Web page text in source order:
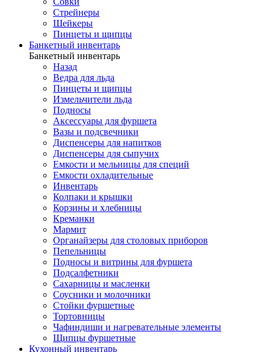
Стрейнеры
Шейкеры
Пинцеты и щипцы
Банкетный инвентарь
Банкетный инвентарь
Назад
Ведра для льда
Пинцеты и щипцы
Измельчители льда
Подносы
Аксессуары для фуршета
Вазы и подсвечники
Диспенсеры для напитков
Диспенсеры для сыпучих
Емкости и мельницы для специй
Емкости охладительные
Инвентарь
Колпаки и крышки
Корзины и хлебницы
Креманки
Мармит
Органайзеры для столовых приборов
Пепельницы
Подносы и витрины для фуршета
Подсалфетники
Сахарницы и масленки
Соусники и молочники
Стойки фуршетные
Тортовницы
Чафиндиши и нагревательные элементы
Щипцы фуршетные
Кухонный инвентарь